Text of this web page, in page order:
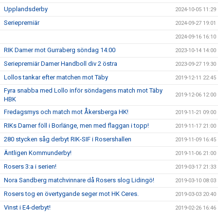
Upplandsderby 2024-10-05 11:29
Seriepremiär 2024-09-27 19:01
2024-09-16 16:10
RIK Damer mot Gurraberg söndag 14:00 2023-10-14 14:00
Seriepremiär Damer Handboll div 2 östra 2023-09-27 19:30
Lollos tankar efter matchen mot Täby 2019-12-11 22:45
Fyra snabba med Lollo inför söndagens match mot Täby
HBK
2019-12-06 12:00
Fredagsmys och match mot Åkersberga HK! 2019-11-21 09:00
RIKs Damer föll i Borlänge, men med flaggan i topp! 2019-11-17 21:00
280 stycken såg derbyt RIK-SIF i Rosershallen 2019-11-09 16:45
Äntligen Kommunderby! 2019-11-06 21:00
Rosers 3:a i serien! 2019-03-17 21:33
Nora Sandberg matchvinnare då Rosers slog Lidingö! 2019-03-10 08:03
Rosers tog en övertygande seger mot HK Ceres. 2019-03-03 20:40
Vinst i E4-derbyt! 2019-02-26 16:46